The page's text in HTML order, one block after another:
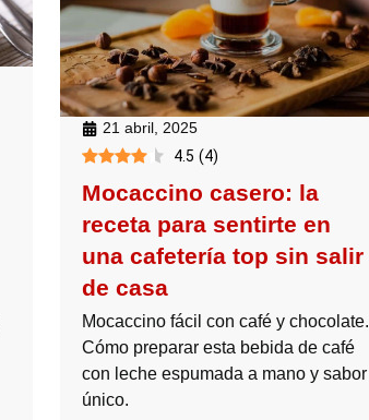
21 abril, 2025
4.5 (4)
Mocaccino casero: la
receta para sentirte en
una cafetería top sin salir
de casa
Mocaccino fácil con café y chocolate.
Cómo preparar esta bebida de café
con leche espumada a mano y sabor
único.